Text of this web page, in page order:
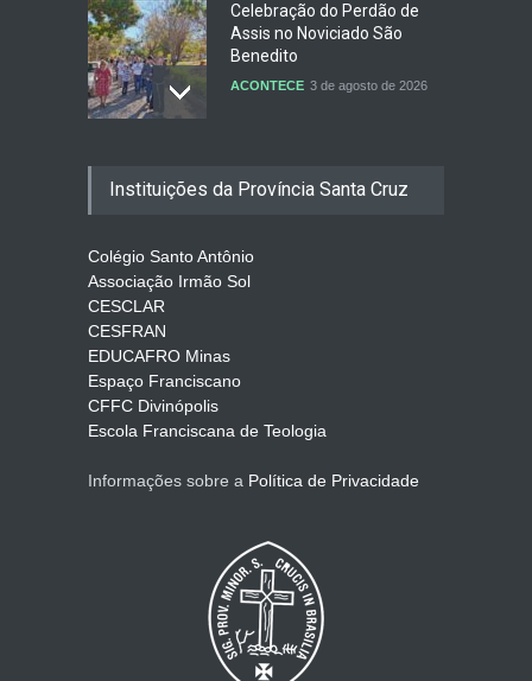
Celebração do Perdão de
Assis no Noviciado São
Benedito
ACONTECE 3 de agosto de 2026
misericórdia
Instituições da Província Santa Cruz
Colégio Santo Antônio
Associação Irmão Sol
CESCLAR
CESFRAN
EDUCAFRO Minas
Espaço Franciscano
CFFC Divinópolis
Escola Franciscana de Teologia
Informações sobre a Política de Privacidade